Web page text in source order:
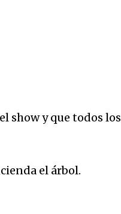
show y que todos los
el árbol.